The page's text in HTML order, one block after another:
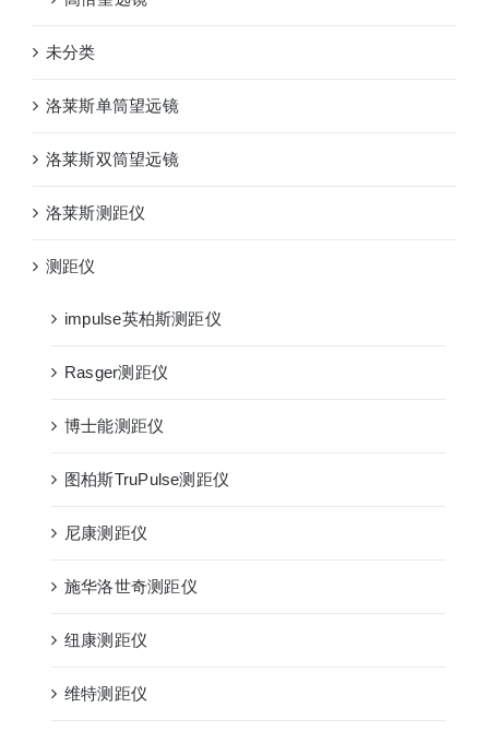
未分类
洛莱斯单筒望远镜
洛莱斯双筒望远镜
洛莱斯测距仪
测距仪
impulse英柏斯测距仪
Rasger测距仪
博士能测距仪
图柏斯TruPulse测距仪
尼康测距仪
施华洛世奇测距仪
纽康测距仪
维特测距仪